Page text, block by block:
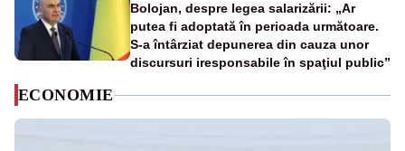
Bolojan, despre legea salarizării: „Ar
putea fi adoptată în perioada următoare.
S-a întârziat depunerea din cauza unor
discursuri iresponsabile în spaţiul public”
ECONOMIE